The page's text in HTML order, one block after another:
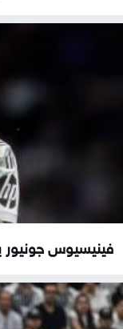
فينيسيوس جونيور